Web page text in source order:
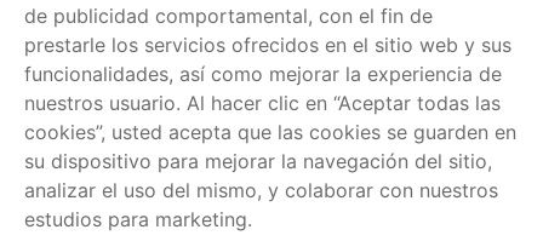
Información legal
Política de cookies
Aviso legal
Política de privacidad
Servicios
Comparador de tarifas
Información por
regiones
Ayuda
de publicidad comportamental, con el fin de
prestarle los servicios ofrecidos en el sitio web y sus
funcionalidades, así como mejorar la experiencia de
nuestros usuario. Al hacer clic en “Aceptar todas las
cookies”, usted acepta que las cookies se guarden en
su dispositivo para mejorar la navegación del sitio,
analizar el uso del mismo, y colaborar con nuestros
estudios para marketing.